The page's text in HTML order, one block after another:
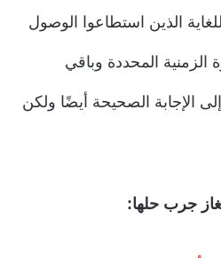
الذين استطاعوا الوصول
الزمنية المحددة وباقي
الإجابة الصحيحة أيضًا ولكن
جرب حلها: